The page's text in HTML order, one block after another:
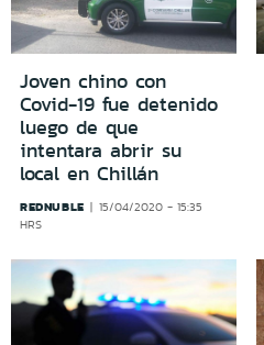
Joven chino con
Covid-19 fue detenido
luego de que
intentara abrir su
local en Chillán
REDNUBLE
15/04/2020 - 15:35
HRS